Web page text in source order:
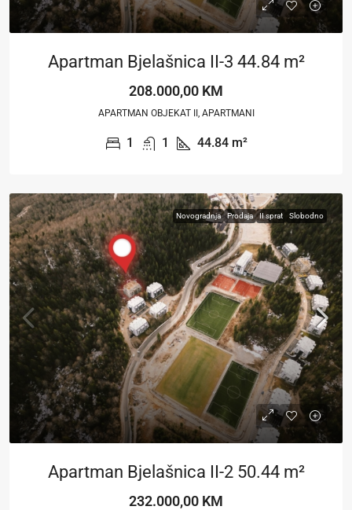
Apartman Bjelašnica II-3 44.84 m²
208.000,00 KM
APARTMAN OBJEKAT II, APARTMANI
1 1 44.84 m²
Novogradnja Prodaja II sprat Slobodno
Apartman Bjelašnica II-2 50.44 m²
232.000,00 KM